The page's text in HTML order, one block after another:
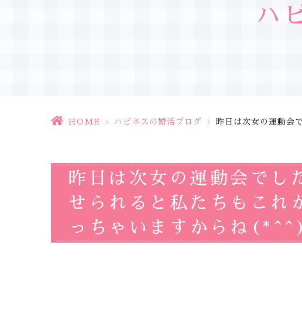
ハ
HOME > ハピネスの婚活ブログ > 昨日は次女の運動会
昨日は次女の運動会でし
せられると私たちもこれ
っちゃいますからね